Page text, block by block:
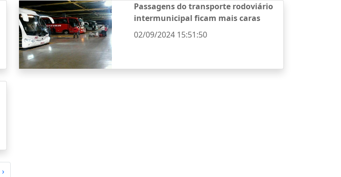
Passagens do transporte rodoviário
intermunicipal ficam mais caras
02/09/2024 15:51:50
›